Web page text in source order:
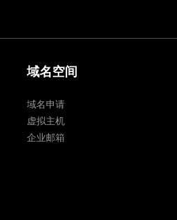
域名空间
域名申请
虚拟主机
企业邮箱